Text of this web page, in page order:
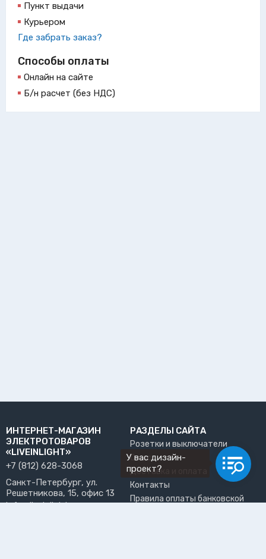
Пункт выдачи
Курьером
Где забрать заказ?
Способы оплаты
Онлайн на сайте
Б/н расчет (без НДС)
ИНТЕРНЕТ-МАГАЗИН
ЭЛЕКТРОТОВАРОВ
«LIVEINLIGHT»
+7 (812) 628-3068
Санкт-Петербург, ул.
Решетникова, 15, офис 13
info@liveinlight.ru
РАЗДЕЛЫ САЙТА
Розетки и выключатели
О нас
Доставка и оплата
Контакты
Правила оплаты банковской
У вас дизайн-
проект?